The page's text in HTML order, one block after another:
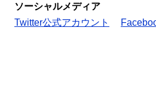
ソーシャルメディア
Twitter公式アカウント